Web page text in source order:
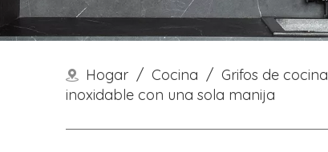
Hogar / Cocina / Grifos de cocina
inoxidable con una sola manija